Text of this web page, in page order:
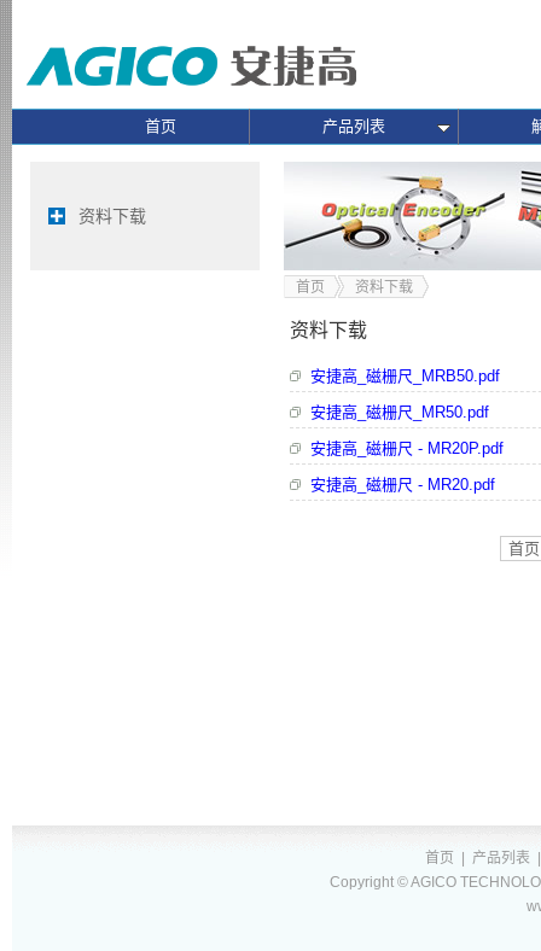
首页 产品列表
资料下载
首页 资料下载
资料下载
安捷高_磁栅尺_MRB50.pdf
安捷高_磁栅尺_MR50.pdf
安捷高_磁栅尺 - MR20P.pdf
安捷高_磁栅尺 - MR20.pdf
首页
首页 产品列表
Copyright © AGICO